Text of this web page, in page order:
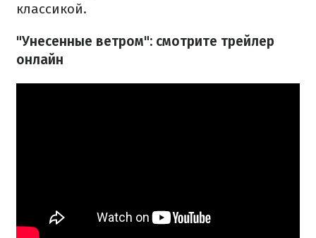
классикой.
"Унесенные ветром": смотрите трейлер
онлайн